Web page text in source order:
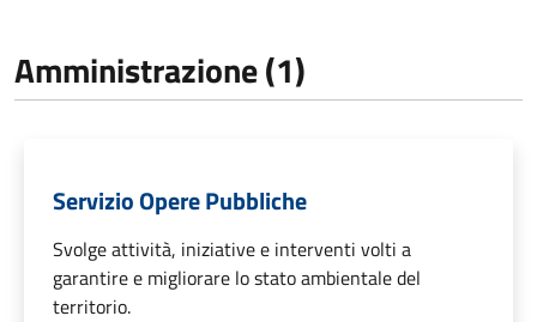
Amministrazione (1)
Servizio Opere Pubbliche
Svolge attività, iniziative e interventi volti a
garantire e migliorare lo stato ambientale del
territorio.